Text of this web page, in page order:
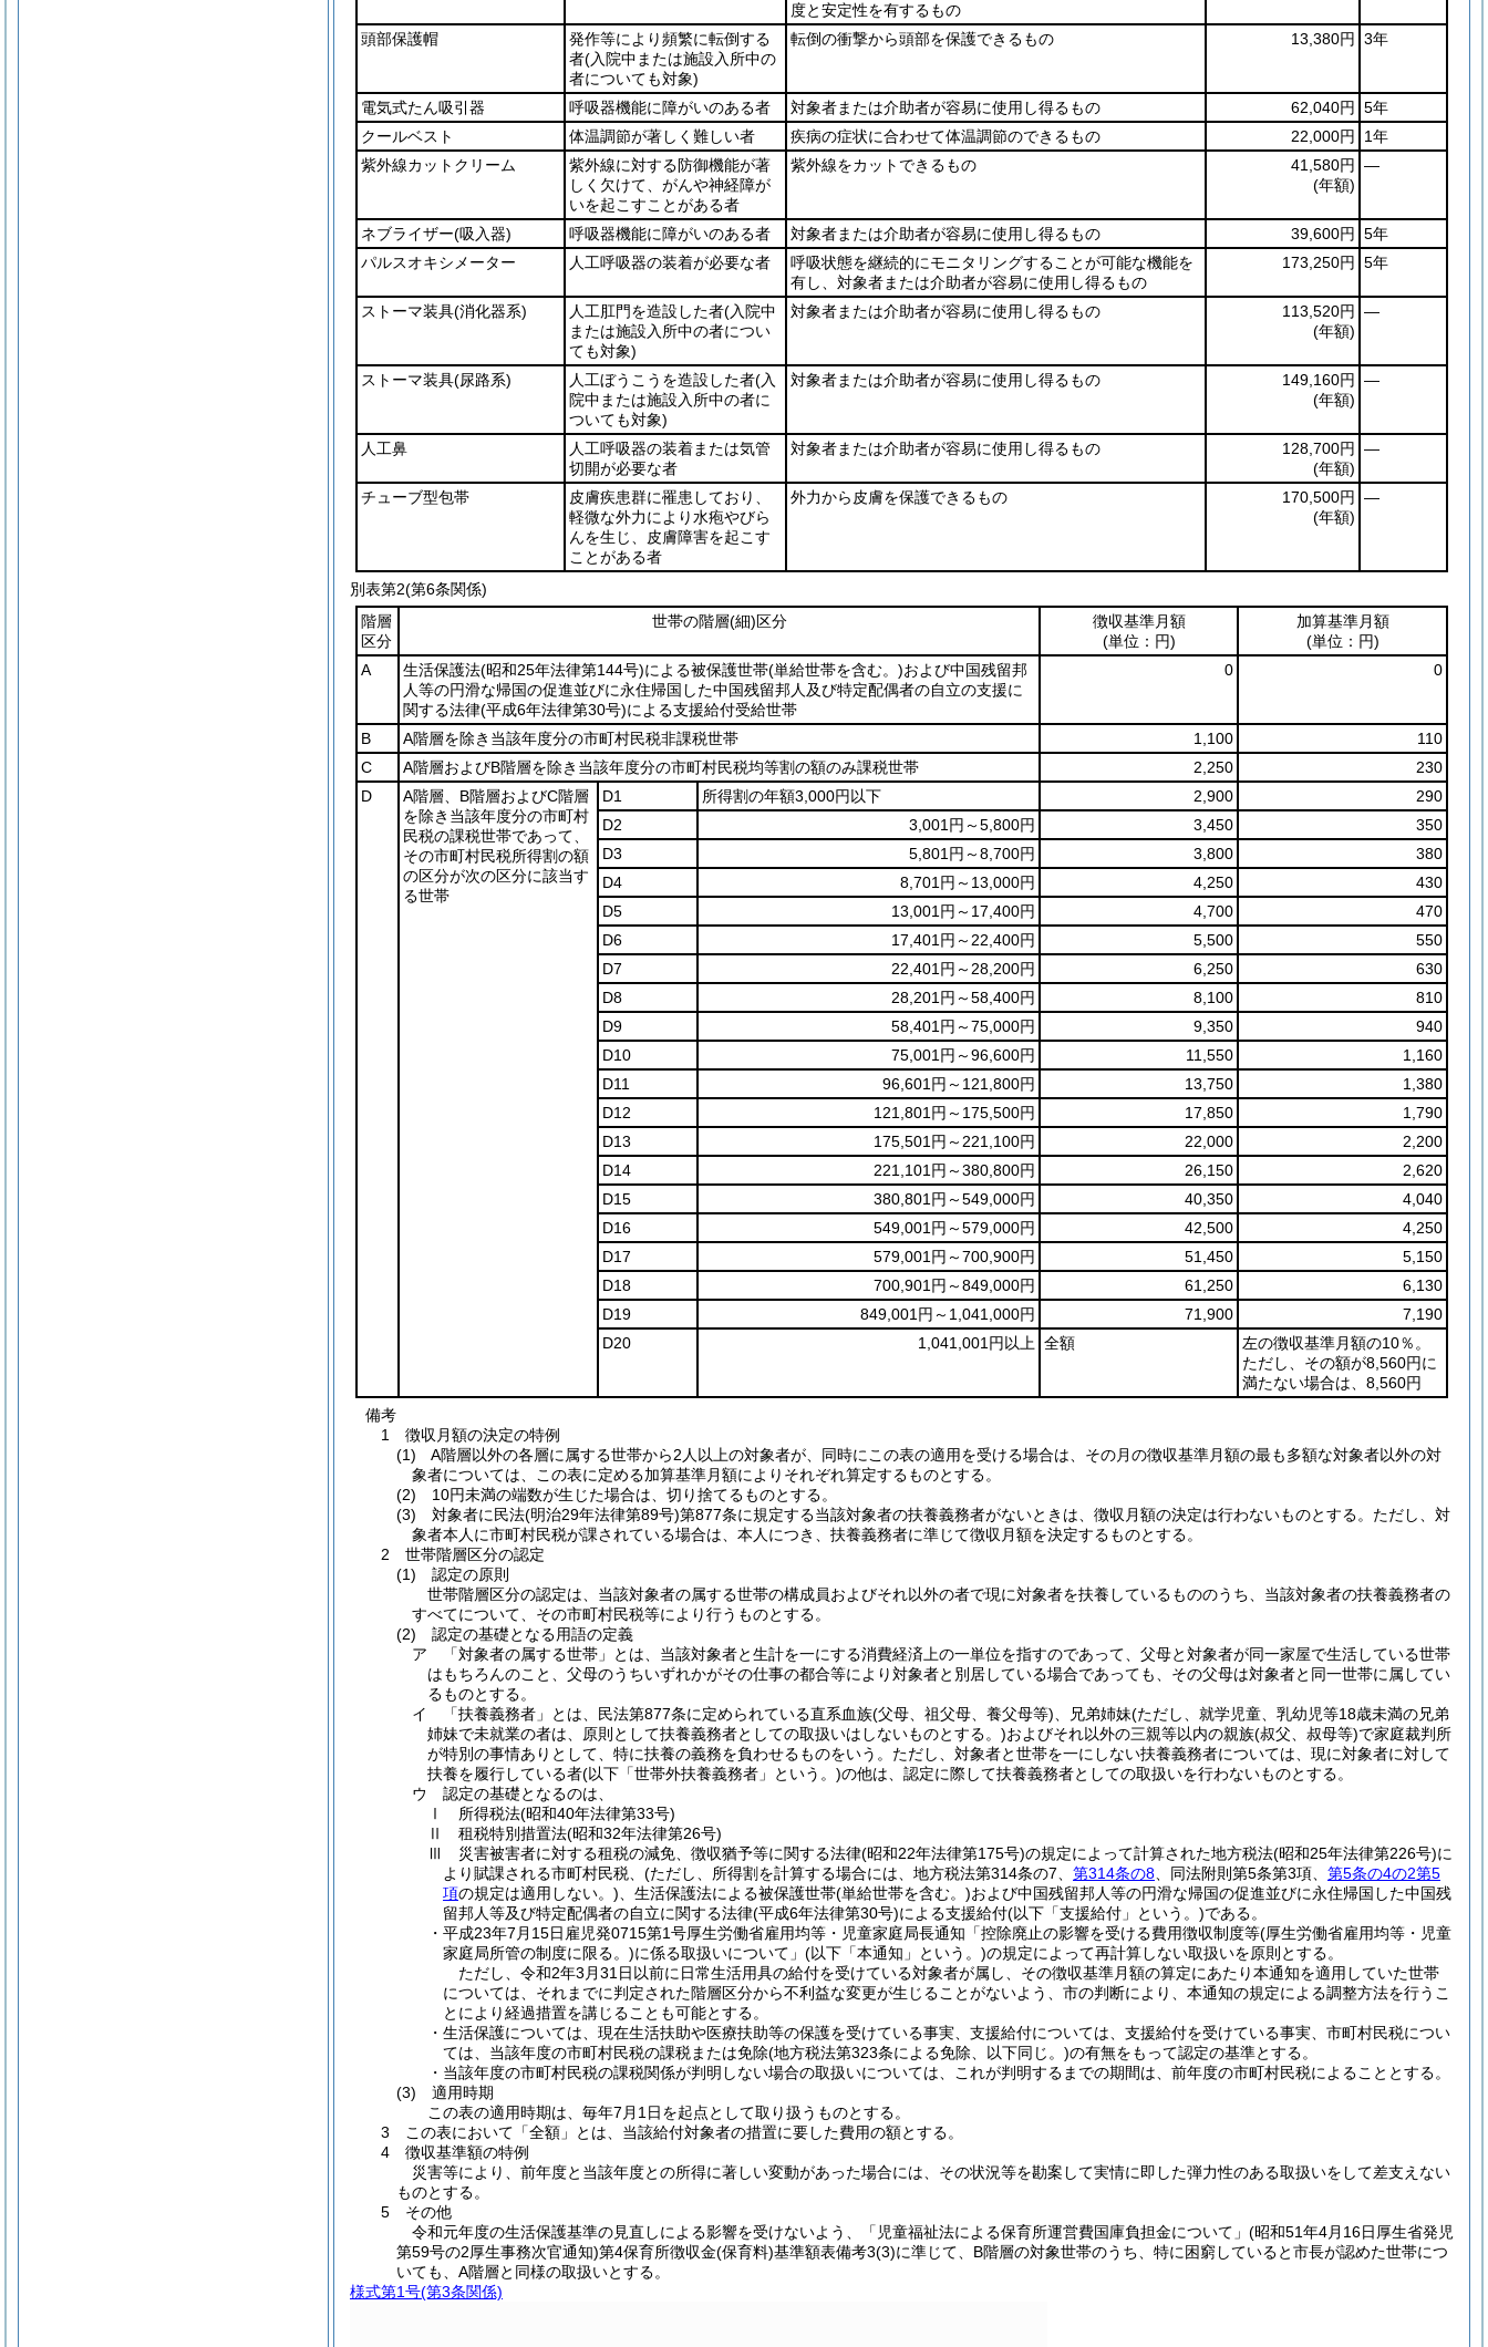
度と安定性を有するもの
頭部保護帽
発作等により頻繁に転倒する
者(入院中または施設入所中の
者についても対象)
転倒の衝撃から頭部を保護できるもの 13,380円 3年
電気式たん吸引器 呼吸器機能に障がいのある者 対象者または介助者が容易に使用し得るもの 62,040円
5年
クールベスト
体温調節が著しく難しい者 疾病の症状に合わせて体温調節のできるもの 22,000円
1年
紫外線カットクリーム
紫外線に対する防御機能が著
しく欠けて、がんや神経障が
いを起こすことがある者
紫外線をカットできるもの
41,580円
(年額)
―
ネブライザー(吸入器) 呼吸器機能に障がいのある者 対象者または介助者が容易に使用し得るもの 39,600円
5年
パルスオキシメーター
人工呼吸器の装着が必要な者
呼吸状態を継続的にモニタリングすることが可能な機能を
有し、対象者または介助者が容易に使用し得るもの
173,250円 5年
ストーマ装具(消化器系) 人工肛門を造設した者(入院中
または施設入所中の者につい
ても対象)
対象者または介助者が容易に使用し得るもの
113,520円
(年額)
―
ストーマ装具(尿路系) 人工ぼうこうを造設した者(入
院中または施設入所中の者に
ついても対象)
対象者または介助者が容易に使用し得るもの
149,160円
(年額)
―
人工鼻
人工呼吸器の装着または気管
切開が必要な者
対象者または介助者が容易に使用し得るもの
128,700円
(年額)
―
チューブ型包帯
皮膚疾患群に罹患しており、
軽微な外力により水疱やびら
んを生じ、皮膚障害を起こす
ことがある者
外力から皮膚を保護できるもの
170,500円
(年額)
―
別表第2(第6条関係)
階層
区分
世帯の階層(細)区分
徴収基準月額
(単位：円)
加算基準月額
(単位：円)
A
生活保護法(昭和25年法律第144号)による被保護世帯(単給世帯を含む。)および中国残留邦
人等の円滑な帰国の促進並びに永住帰国した中国残留邦人及び特定配偶者の自立の支援に
関する法律(平成6年法律第30号)による支援給付受給世帯
0 0
B A階層を除き当該年度分の市町村民税非課税世帯 1,100
110
C
A階層およびB階層を除き当該年度分の市町村民税均等割の額のみ課税世帯 2,250
230
D
A階層、B階層およびC階層
を除き当該年度分の市町村
民税の課税世帯であって、
その市町村民税所得割の額
の区分が次の区分に該当す
る世帯
D1 所得割の年額3,000円以下 2,900
290
D2
3,001円～5,800円 3,450
350
D3
5,801円～8,700円 3,800
380
D4
8,701円～13,000円 4,250
430
D5
13,001円～17,400円 4,700
470
D6
17,401円～22,400円 5,500
550
D7
22,401円～28,200円 6,250
630
D8
28,201円～58,400円 8,100
810
D9
58,401円～75,000円 9,350
940
D10
75,001円～96,600円 11,550
1,160
D11
96,601円～121,800円 13,750
1,380
D12
121,801円～175,500円 17,850
1,790
D13
175,501円～221,100円 22,000
2,200
D14
221,101円～380,800円 26,150
2,620
D15
380,801円～549,000円 40,350
4,040
D16
549,001円～579,000円 42,500
4,250
D17
579,001円～700,900円 51,450
5,150
D18
700,901円～849,000円 61,250
6,130
D19
849,001円～1,041,000円 71,900
7,190
D20
1,041,001円以上 全額
左の徴収基準月額の10％。
ただし、その額が8,560円に
満たない場合は、8,560円
備考
1 徴収月額の決定の特例
(1) A階層以外の各層に属する世帯から2人以上の対象者が、同時にこの表の適用を受ける場合は、その月の徴収基準月額の最も多額な対象者以外の対
象者については、この表に定める加算基準月額によりそれぞれ算定するものとする。
(2) 10円未満の端数が生じた場合は、切り捨てるものとする。
(3) 対象者に民法(明治29年法律第89号)第877条に規定する当該対象者の扶養義務者がないときは、徴収月額の決定は行わないものとする。ただし、対
象者本人に市町村民税が課されている場合は、本人につき、扶養義務者に準じて徴収月額を決定するものとする。
2 世帯階層区分の認定
(1) 認定の原則
世帯階層区分の認定は、当該対象者の属する世帯の構成員およびそれ以外の者で現に対象者を扶養しているもののうち、当該対象者の扶養義務者の
すべてについて、その市町村民税等により行うものとする。
(2) 認定の基礎となる用語の定義
ア 「対象者の属する世帯」とは、当該対象者と生計を一にする消費経済上の一単位を指すのであって、父母と対象者が同一家屋で生活している世帯
はもちろんのこと、父母のうちいずれかがその仕事の都合等により対象者と別居している場合であっても、その父母は対象者と同一世帯に属してい
るものとする。
イ 「扶養義務者」とは、民法第877条に定められている直系血族(父母、祖父母、養父母等)、兄弟姉妹(ただし、就学児童、乳幼児等18歳未満の兄弟
姉妹で未就業の者は、原則として扶養義務者としての取扱いはしないものとする。)およびそれ以外の三親等以内の親族(叔父、叔母等)で家庭裁判所
が特別の事情ありとして、特に扶養の義務を負わせるものをいう。ただし、対象者と世帯を一にしない扶養義務者については、現に対象者に対して
扶養を履行している者(以下「世帯外扶養義務者」という。)の他は、認定に際して扶養義務者としての取扱いを行わないものとする。
ウ 認定の基礎となるのは、
Ⅰ 所得税法(昭和40年法律第33号)
Ⅱ 租税特別措置法(昭和32年法律第26号)
Ⅲ 災害被害者に対する租税の減免、徴収猶予等に関する法律(昭和22年法律第175号)の規定によって計算された地方税法(昭和25年法律第226号)に
より賦課される市町村民税、(ただし、所得割を計算する場合には、地方税法第314条の7、第314条の8 、同法附則第5条第3項、第5条の4の2第5
項の規定は適用しない。)、生活保護法による被保護世帯(単給世帯を含む。)および中国残留邦人等の円滑な帰国の促進並びに永住帰国した中国残
留邦人等及び特定配偶者の自立に関する法律(平成6年法律第30号)による支援給付(以下「支援給付」という。)である。
・平成23年7月15日雇児発0715第1号厚生労働省雇用均等・児童家庭局長通知「控除廃止の影響を受ける費用徴収制度等(厚生労働省雇用均等・児童
家庭局所管の制度に限る。)に係る取扱いについて」(以下「本通知」という。)の規定によって再計算しない取扱いを原則とする。
ただし、令和2年3月31日以前に日常生活用具の給付を受けている対象者が属し、その徴収基準月額の算定にあたり本通知を適用していた世帯
については、それまでに判定された階層区分から不利益な変更が生じることがないよう、市の判断により、本通知の規定による調整方法を行うこ
とにより経過措置を講じることも可能とする。
・生活保護については、現在生活扶助や医療扶助等の保護を受けている事実、支援給付については、支援給付を受けている事実、市町村民税につい
ては、当該年度の市町村民税の課税または免除(地方税法第323条による免除、以下同じ。)の有無をもって認定の基準とする。
・当該年度の市町村民税の課税関係が判明しない場合の取扱いについては、これが判明するまでの期間は、前年度の市町村民税によることとする。
(3) 適用時期
この表の適用時期は、毎年7月1日を起点として取り扱うものとする。
3 この表において「全額」とは、当該給付対象者の措置に要した費用の額とする。
4 徴収基準額の特例
災害等により、前年度と当該年度との所得に著しい変動があった場合には、その状況等を勘案して実情に即した弾力性のある取扱いをして差支えない
ものとする。
5 その他
令和元年度の生活保護基準の見直しによる影響を受けないよう、「児童福祉法による保育所運営費国庫負担金について」(昭和51年4月16日厚生省発児
第59号の2厚生事務次官通知)第4保育所徴収金(保育料)基準額表備考3(3)に準じて、B階層の対象世帯のうち、特に困窮していると市長が認めた世帯につ
いても、A階層と同様の取扱いとする。
様式第1号(第3条関係)